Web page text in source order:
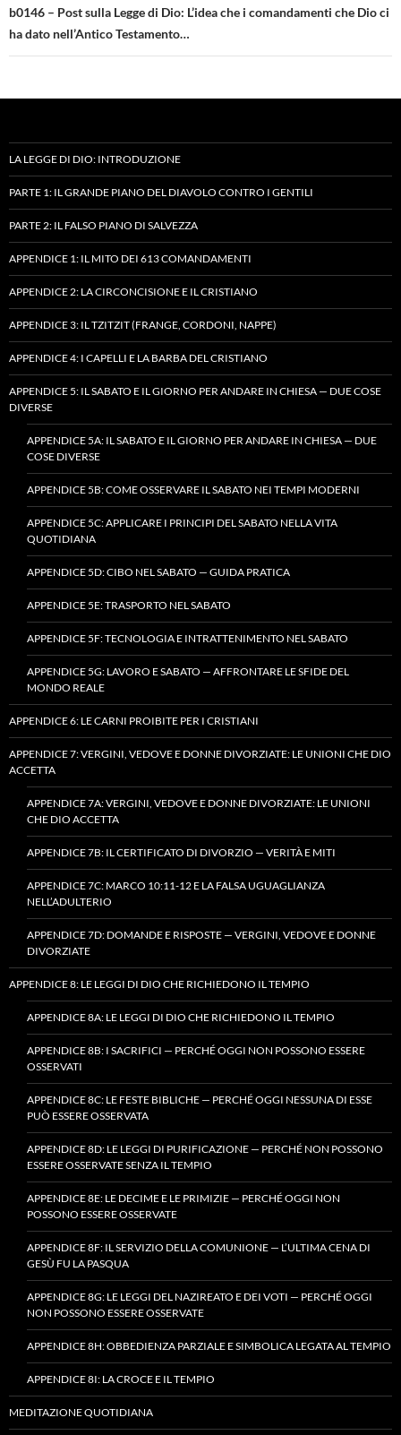
b0146 – Post sulla Legge di Dio: L’idea che i comandamenti che Dio ci
ha dato nell’Antico Testamento…
LA LEGGE DI DIO: INTRODUZIONE
PARTE 1: IL GRANDE PIANO DEL DIAVOLO CONTRO I GENTILI
PARTE 2: IL FALSO PIANO DI SALVEZZA
APPENDICE 1: IL MITO DEI 613 COMANDAMENTI
APPENDICE 2: LA CIRCONCISIONE E IL CRISTIANO
APPENDICE 3: IL TZITZIT (FRANGE, CORDONI, NAPPE)
APPENDICE 4: I CAPELLI E LA BARBA DEL CRISTIANO
APPENDICE 5: IL SABATO E IL GIORNO PER ANDARE IN CHIESA — DUE COSE
DIVERSE
APPENDICE 5A: IL SABATO E IL GIORNO PER ANDARE IN CHIESA — DUE
COSE DIVERSE
APPENDICE 5B: COME OSSERVARE IL SABATO NEI TEMPI MODERNI
APPENDICE 5C: APPLICARE I PRINCIPI DEL SABATO NELLA VITA
QUOTIDIANA
APPENDICE 5D: CIBO NEL SABATO — GUIDA PRATICA
APPENDICE 5E: TRASPORTO NEL SABATO
APPENDICE 5F: TECNOLOGIA E INTRATTENIMENTO NEL SABATO
APPENDICE 5G: LAVORO E SABATO — AFFRONTARE LE SFIDE DEL
MONDO REALE
APPENDICE 6: LE CARNI PROIBITE PER I CRISTIANI
APPENDICE 7: VERGINI, VEDOVE E DONNE DIVORZIATE: LE UNIONI CHE DIO
ACCETTA
APPENDICE 7A: VERGINI, VEDOVE E DONNE DIVORZIATE: LE UNIONI
CHE DIO ACCETTA
APPENDICE 7B: IL CERTIFICATO DI DIVORZIO — VERITÀ E MITI
APPENDICE 7C: MARCO 10:11-12 E LA FALSA UGUAGLIANZA
NELL’ADULTERIO
APPENDICE 7D: DOMANDE E RISPOSTE — VERGINI, VEDOVE E DONNE
DIVORZIATE
APPENDICE 8: LE LEGGI DI DIO CHE RICHIEDONO IL TEMPIO
APPENDICE 8A: LE LEGGI DI DIO CHE RICHIEDONO IL TEMPIO
APPENDICE 8B: I SACRIFICI — PERCHÉ OGGI NON POSSONO ESSERE
OSSERVATI
APPENDICE 8C: LE FESTE BIBLICHE — PERCHÉ OGGI NESSUNA DI ESSE
PUÒ ESSERE OSSERVATA
APPENDICE 8D: LE LEGGI DI PURIFICAZIONE — PERCHÉ NON POSSONO
ESSERE OSSERVATE SENZA IL TEMPIO
APPENDICE 8E: LE DECIME E LE PRIMIZIE — PERCHÉ OGGI NON
POSSONO ESSERE OSSERVATE
APPENDICE 8F: IL SERVIZIO DELLA COMUNIONE — L’ULTIMA CENA DI
GESÙ FU LA PASQUA
APPENDICE 8G: LE LEGGI DEL NAZIREATO E DEI VOTI — PERCHÉ OGGI
NON POSSONO ESSERE OSSERVATE
APPENDICE 8H: OBBEDIENZA PARZIALE E SIMBOLICA LEGATA AL TEMPIO
APPENDICE 8I: LA CROCE E IL TEMPIO
MEDITAZIONE QUOTIDIANA